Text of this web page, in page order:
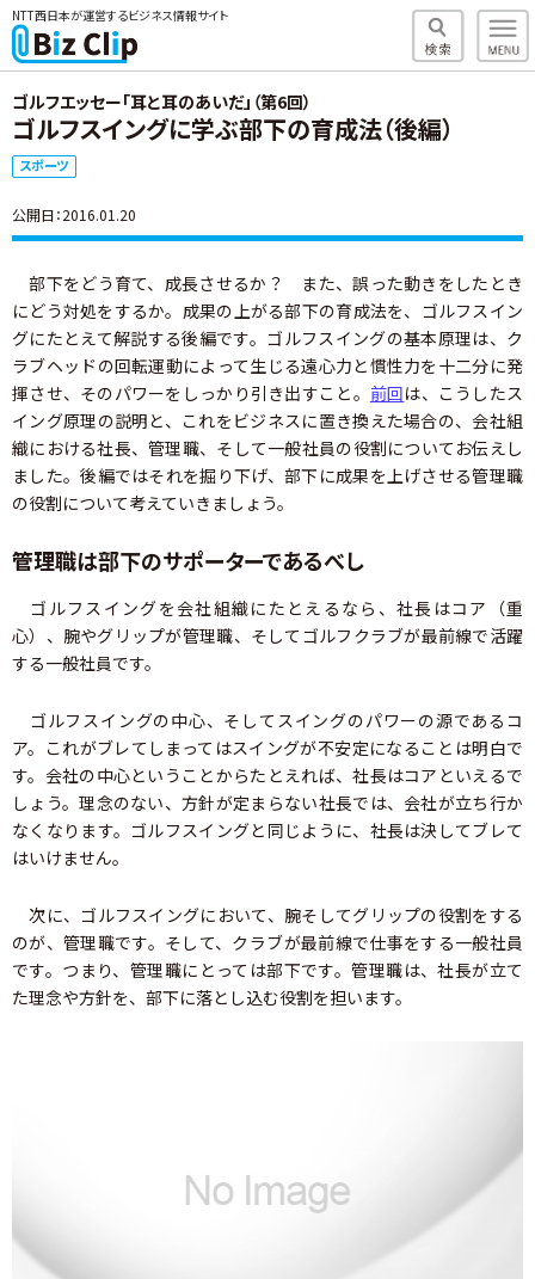
NTT西日本が運営するビジネス情報サイト
ゴルフエッセー「耳と耳のあいだ」（第6回）
ゴルフスイングに学ぶ部下の育成法（後編）
スポーツ
公開日：2016.01.20
部下をどう育て、成長させるか？ また、誤った動きをしたとき
にどう対処をするか。成果の上がる部下の育成法を、ゴルフスイン
グにたとえて解説する後編です。ゴルフスイングの基本原理は、ク
ラブヘッドの回転運動によって生じる遠心力と慣性力を十二分に発
揮させ、そのパワーをしっかり引き出すこと。 前回は、こうしたス
イング原理の説明と、これをビジネスに置き換えた場合の、会社組
織における社長、管理職、そして一般社員の役割についてお伝えし
ました。後編ではそれを掘り下げ、部下に成果を上げさせる管理職
の役割について考えていきましょう。
管理職は部下のサポーターであるべし
ゴルフスイングを会社組織にたとえるなら、社長はコア（重
心）、腕やグリップが管理職、そしてゴルフクラブが最前線で活躍
する一般社員です。
ゴルフスイングの中心、そしてスイングのパワーの源であるコ
ア。これがブレてしまってはスイングが不安定になることは明白で
す。会社の中心ということからたとえれば、社長はコアといえるで
しょう。理念のない、方針が定まらない社長では、会社が立ち行か
なくなります。ゴルフスイングと同じように、社長は決してブレて
はいけません。
次に、ゴルフスイングにおいて、腕そしてグリップの役割をする
のが、管理職です。そして、クラブが最前線で仕事をする一般社員
です。つまり、管理職にとっては部下です。管理職は、社長が立て
た理念や方針を、部下に落とし込む役割を担います。